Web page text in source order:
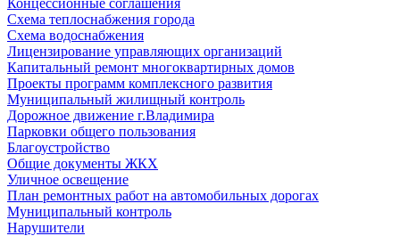
Концессионные соглашения
Схема теплоснабжения города
Схема водоснабжения
Лицензирование управляющих организаций
Капитальный ремонт многоквартирных домов
Проекты программ комплексного развития
Муниципальный жилищный контроль
Дорожное движение г.Владимира
Парковки общего пользования
Благоустройство
Общие документы ЖКХ
Уличное освещение
План ремонтных работ на автомобильных дорогах
Муниципальный контроль
Нарушители